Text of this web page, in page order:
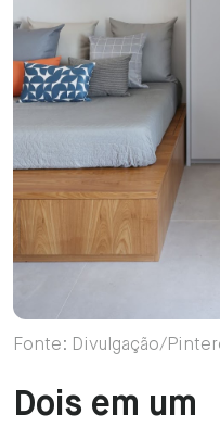
Fonte: Divulgação/
Dois em um